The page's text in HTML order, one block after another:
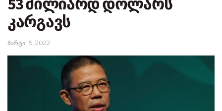
53 მილიარდ დოლარს
კარგავს
მარტი 15, 2022